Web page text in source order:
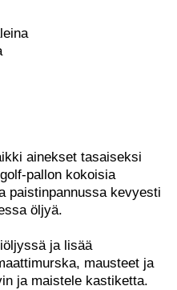
ainekset tasaiseksi
pallon kokoisia
paistinpannussa kevyesti
öljyä.
ja lisää
mausteet ja
ja maistele kastiketta.